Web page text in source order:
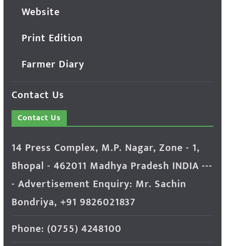
Website
Print Edition
Farmer Diary
Contact Us
Contact Us
14 Press Complex, M.P. Nagar, Zone - 1,
Bhopal - 462011 Madhya Pradesh INDIA ---
- Advertisement Enquiry: Mr. Sachin
Bondriya, +91 9826021837
Phone: (0755) 4248100